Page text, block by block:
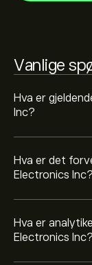
Vanlige
Hva er
Inc?
Hva er det
Electronics Inc?
Hva er
Electronics Inc?
Basert på
siste 3